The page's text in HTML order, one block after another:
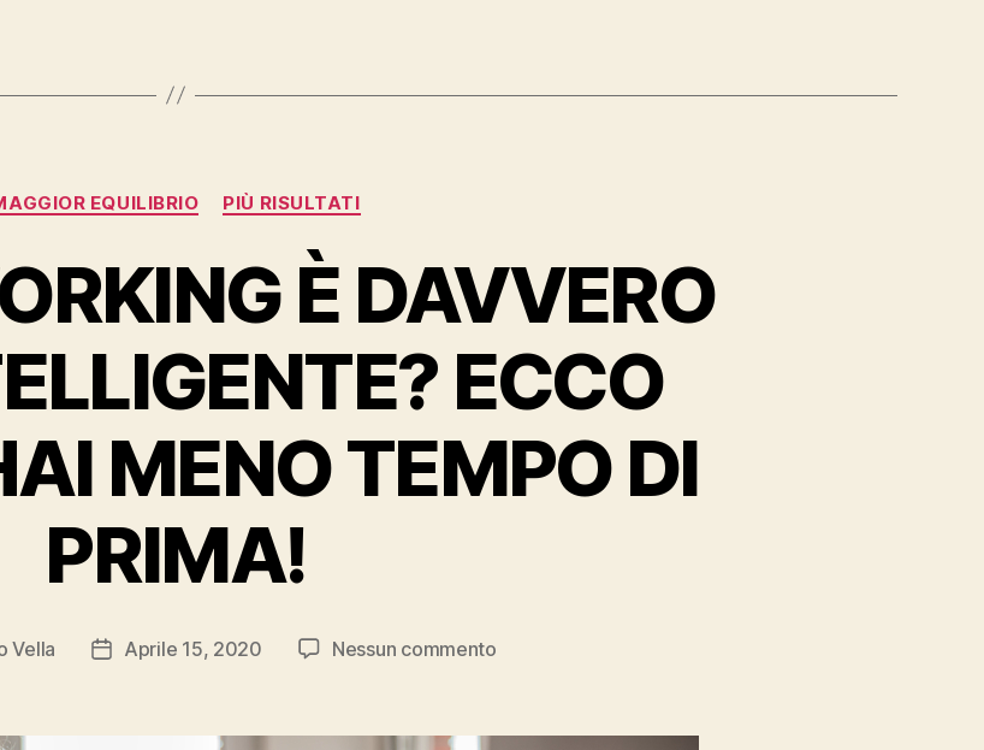
Categorie
EQUILIBRIO PIÙ RISULTATI
È DAVVERO
ECCO
MENO TEMPO DI
PRIMA!
Vella
DataAprile 15, 2020 Nessun commentosu
È